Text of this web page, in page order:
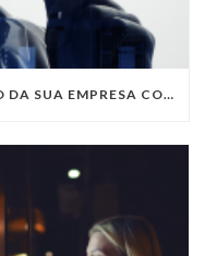
POTENCIALIZE O DESEMPENHO DA SUA EMPRESA COM OS SERVIÇOS DE TI DA VIVO VITA